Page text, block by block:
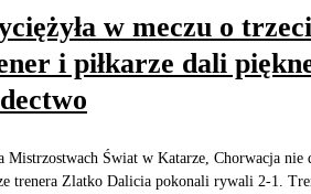
w meczu o
i piłkarze dali
Mistrzostwach Świat w Katarze, Chorwacja nie
trenera Zlatko Dalicia pokonali rywali 2-1.